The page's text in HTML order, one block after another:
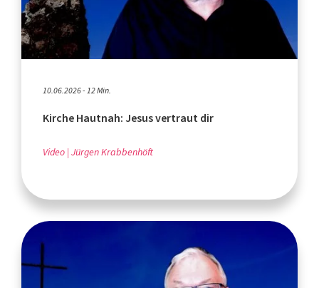
10.06.2026 - 12 Min.
Kirche Hautnah: Jesus vertraut dir
Video Jürgen Krabbenhöft